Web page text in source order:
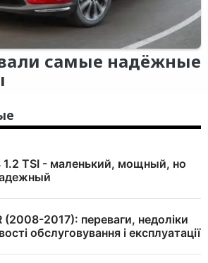
самые надёжные
1.2 TSI - маленький, мощный, но
(2008-2017): переваги, недоліки
обслуговування і експлуатації